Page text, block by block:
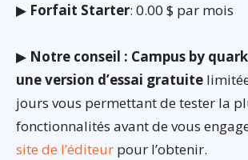
▶ Forfait Starter: 0.00 $ par mois
▶ Notre conseil : Campus by
une version d’essai gratuite
jours vous permettant de tester la
fonctionnalités avant de vous
site de l’éditeur pour l’obtenir.